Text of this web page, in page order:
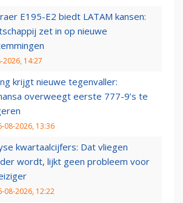
E195-E2 biedt LATAM kansen:
zet in op nieuwe
2026, 14:27
krijgt nieuwe tegenvaller:
overweegt eerste 777-9’s te
08-2026, 13:36
kwartaalcijfers: Dat vliegen
wordt, lijkt geen probleem voor
08-2026, 12:22